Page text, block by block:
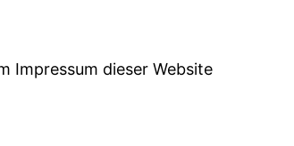
Impressum dieser Website